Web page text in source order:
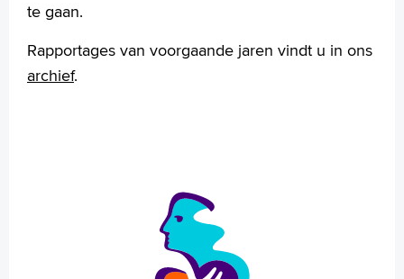
te gaan.
Rapportages van voorgaande jaren vindt u in ons
archief.